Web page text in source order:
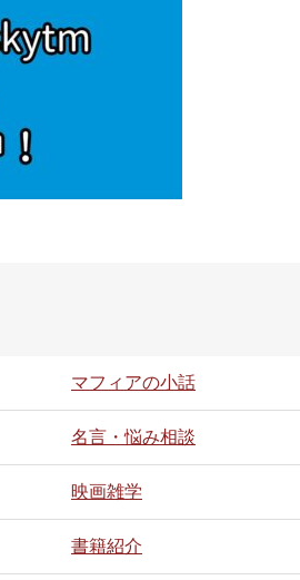
マフィアの小話
名言・悩み相談
映画雑学
書籍紹介